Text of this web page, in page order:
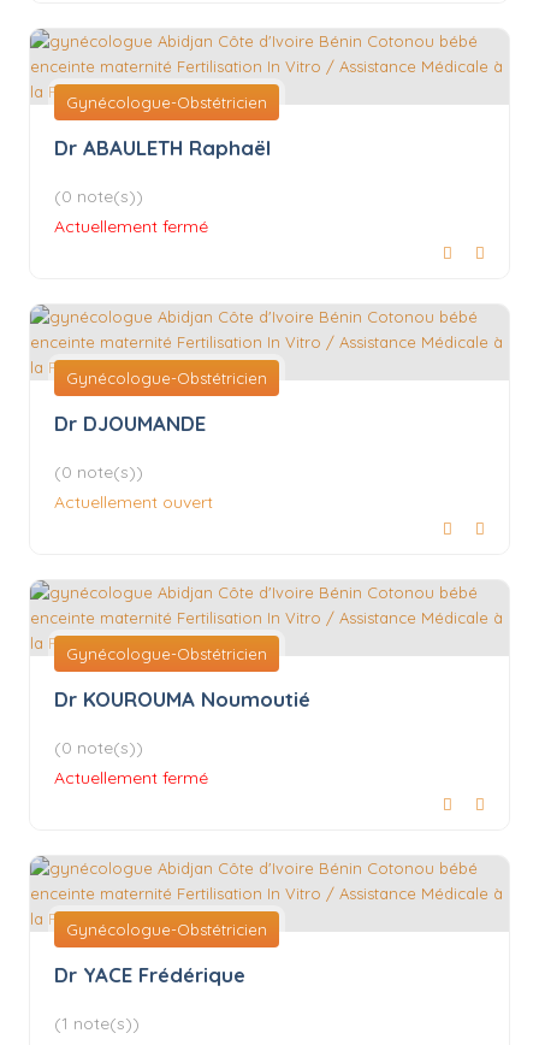
Gynécologue-Obstétricien
Dr ABAULETH Raphaël
(0 note(s))
Actuellement fermé
Gynécologue-Obstétricien
Dr DJOUMANDE
(0 note(s))
Actuellement ouvert
Gynécologue-Obstétricien
Dr KOUROUMA Noumoutié
(0 note(s))
Actuellement fermé
Gynécologue-Obstétricien
Dr YACE Frédérique
(1 note(s))